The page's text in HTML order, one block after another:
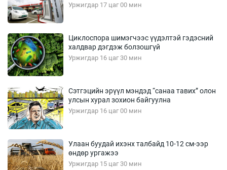
Уржигдар 17 цаг 00 мин
Циклоспора шимэгчээс үүдэлтэй гэдэсний
халдвар дэгдэж болзошгүй
Уржигдар 16 цаг 30 мин
Сэтгэцийн эрүүл мэндэд “санаа тавих” олон
улсын хурал зохион байгуулна
Уржигдар 16 цаг 00 мин
Улаан буудай ихэнх талбайд 10-12 см-ээр
өндөр ургажээ
Уржигдар 15 цаг 30 мин